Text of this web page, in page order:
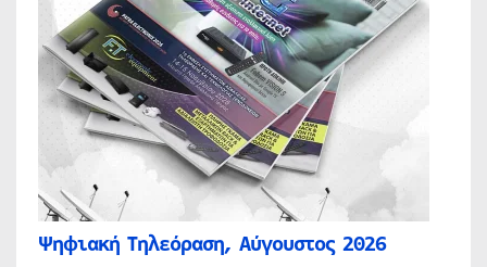
Ψηφιακή Τηλεόραση, Αύγουστος 2026